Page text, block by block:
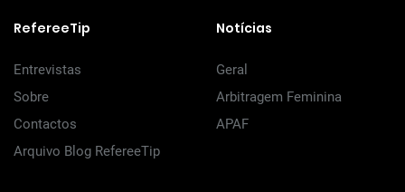
RefereeTip
Entrevistas
Sobre
Contactos
Arquivo Blog RefereeTip
Notícias
Geral
Arbitragem Feminina
APAF